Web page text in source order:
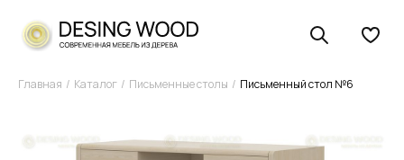
Главная Каталог Письменные столы Письменный стол №6